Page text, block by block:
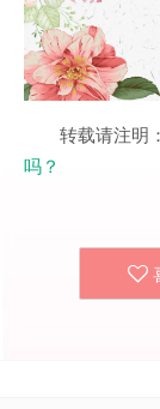
转载请注明：
吗？